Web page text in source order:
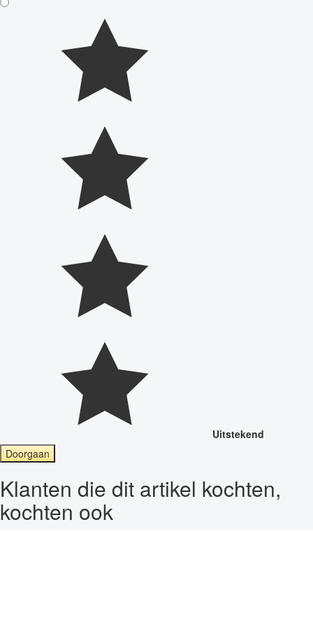
Uitstekend
Doorgaan
Klanten die dit artikel kochten,
kochten ook